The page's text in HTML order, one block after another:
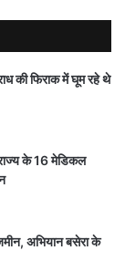
की फिराक में घूम रहे थे
के 16 मेडिकल
अभियान बसेरा के